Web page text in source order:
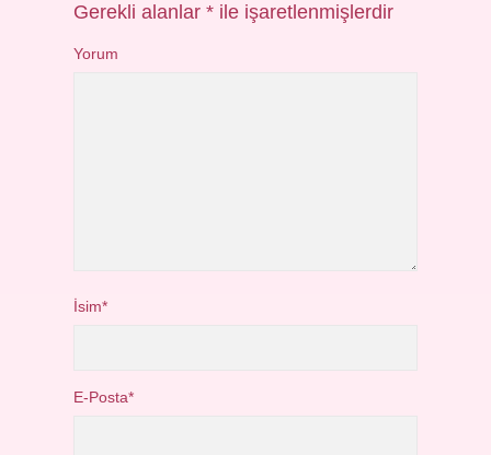
Gerekli alanlar* ile işaretlenmişlerdir
Yorum
İsim*
E-Posta*